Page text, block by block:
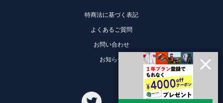
特商法に基づく表記
よくあるご質問
お問い合わせ
お知らせ